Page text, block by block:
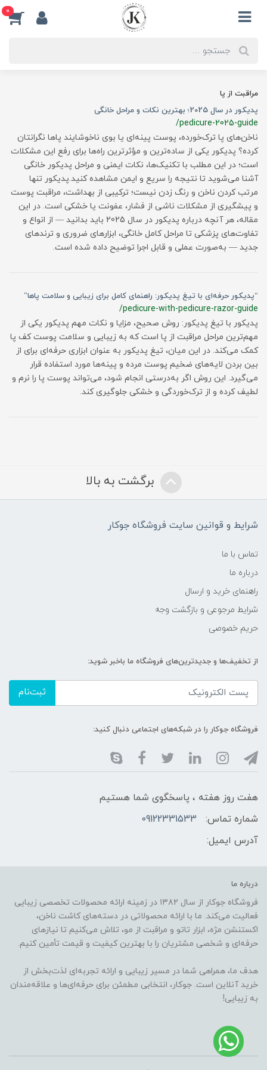
0
مراقبت از پا
پدیکور در سال 2025؛ بهترین نکات و مراحل خانگی
/pedicure-2025-guide
ناخن‌های پا ترک‌خورده، پوست پینه‌ای یا بوی ناخوشایند پاها نگرانتان
کرده؟ پدیکور یکی از ساده‌ترین و مؤثرترین راه‌ها برای رفع این مشکلات
است؛ در این مطلب با تکنیک‌ها، نکات ایمنی و مراحل پدیکور خانگی
آشنا می‌شوید تا نتیجه را سریع و ایمن مشاهده کنید.پدیکور تنها
مرتب کردن ناخن و رنگ زدن نیست؛ ترکیبی از بهداشت، مراقبت پوست
و پیشگیری از مشکلات ناشی از فشار، عفونت یا خشکی است. در این
مقاله، هر آنچه درباره پدیکور در سال 2025 باید بدانید — از انواع و
تفاوت‌های پزشکی تا مراحل کامل خانگی، ابزارهای ضروری و ترندهای
جدید — به‌صورت عملی و قابل اجرا توضیح داده شده است.
“پدیکور حرفه‌ای با تیغ پدیکور: راهنمای کامل برای زیبایی و سلامت پاها”
/pedicure-with-pedicure-razor-guide
پدیکور با تیغ پدیکور: روش صحیح، مزایا و نکات مهم پدیکور یکی از
مهم‌ترین مراحل مراقبت از پا است که به زیبایی و سلامت پوست کف پا
کمک می‌کند. در این میان، تیغ پدیکور به عنوان ابزاری حرفه‌ای برای از
بین بردن لایه‌های ضخیم پوست مرده و پینه‌ها مورد استفاده قرار
می‌گیرد. این روش اگر به‌درستی انجام شود، می‌تواند پوست پا را نرم و
لطیف کرده و از ترک‌خوردگی و خشکی جلوگیری کند.
برگشت به بالا
شرایط و قوانین سایت فروشگاه جوکار
تماس با ما
درباره ما
راهنمای خرید و ارسال
شرایط مرجوعی و بازگشت وجه
حریم خصوصی
از تخفیف‌ها و جدیدترین‌های فروشگاه ما باخبر شوید:
ثبت‌نام
فروشگاه جوکار را در شبکه‌های اجتماعی دنبال کنید:
هفت روز هفته ، پاسخگوی شما هستیم
شماره تماس:
09122331533
آدرس ایمیل:
درباره ما
فروشگاه جوکار از سال ۱۳۸۲ در زمینه ارائه محصولات تخصصی زیبایی
فعالیت می‌کند. ما با ارائه محصولاتی در دسته‌های کاشت ناخن،
اکستنشن مژه، ابزار تاتو و مراقبت از مو، تلاش می‌کنیم تا نیازهای
حرفه‌ای و شخصی مشتریان را با بهترین کیفیت و قیمت تأمین کنیم.
هدف ما، همراهی شما در مسیر زیبایی و ارائه تجربه‌ای لذت‌بخش از
خرید آنلاین است. جوکار، انتخابی مطمئن برای حرفه‌ای‌ها و علاقه‌مندان
به زیبایی!